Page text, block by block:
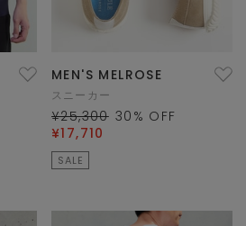
MEN'S MELROSE
スニーカー
¥25,300 30 % OFF
¥17,710
SALE